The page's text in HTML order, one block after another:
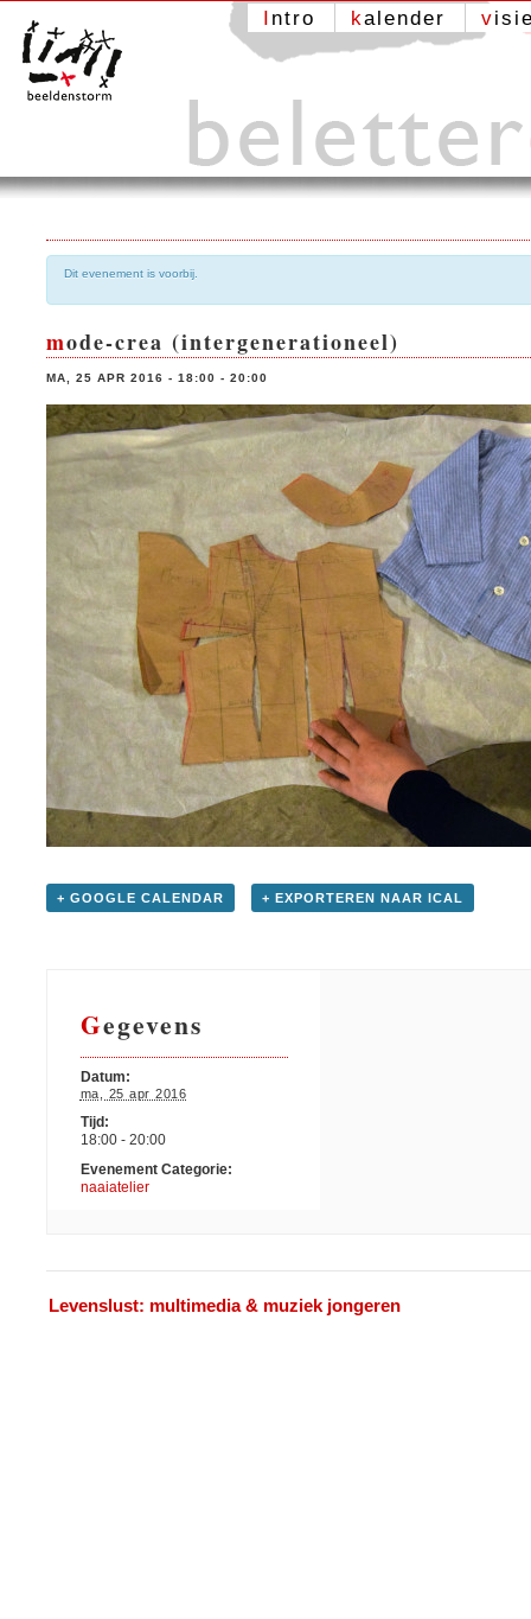
Intro kalender
Dit evenement is voorbij.
mode-crea (intergenerationeel)
MA, 25 APR 2016 - 18:00 - 20:00
+ GOOGLE CALENDAR + EXPORTEREN NAAR ICAL
Gegevens
Datum:
ma, 25 apr 2016
Tijd:
18:00 - 20:00
Evenement Categorie:
naaiatelier
Evenement
Levenslust: multimedia & muziek jongeren